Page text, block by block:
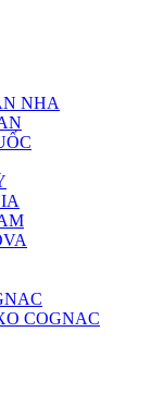
NHA
COGNAC